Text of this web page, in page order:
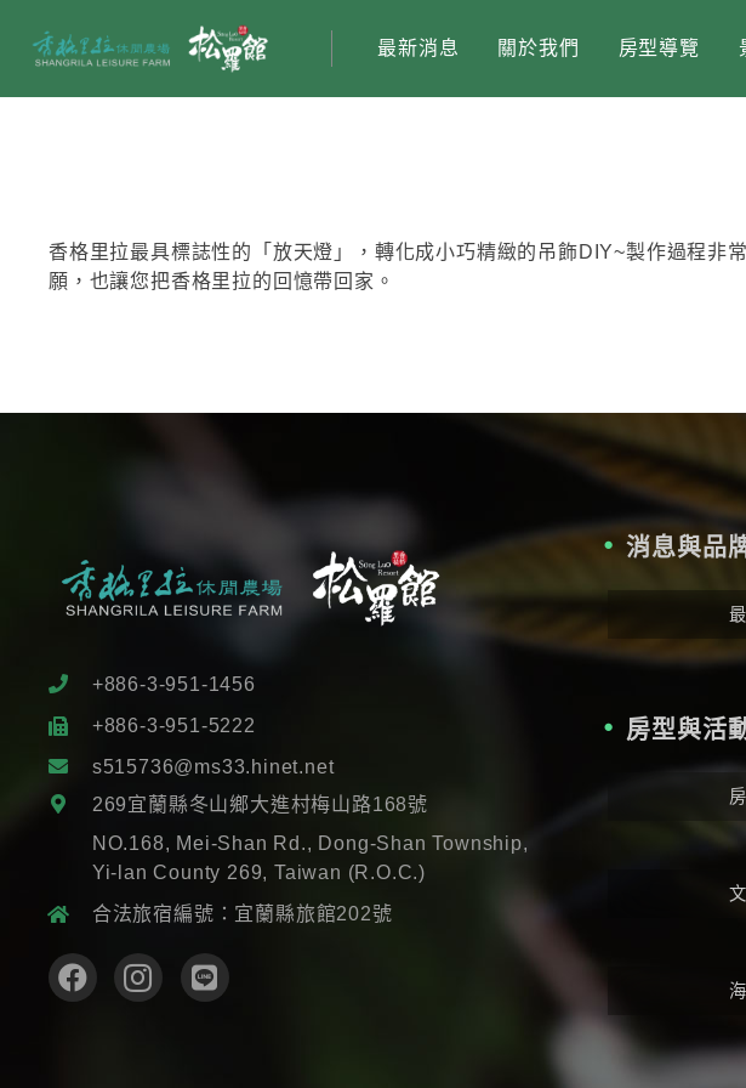
最新消息 關於我們 房型導覽
香格里拉最具標誌性的「放天燈」，轉化成小巧精緻的吊飾DIY~製作過程
願，也讓您把香格里拉的回憶帶回家。
+886-3-951-1456
+886-3-951-5222
s515736@ms33.hinet.net
269宜蘭縣冬山鄉大進村梅山路168號
NO.168, Mei-Shan Rd., Dong-Shan Township,
Yi-lan County 269, Taiwan (R.O.C.)
合法旅宿編號：宜蘭縣旅館202號
消息與品
房型與活